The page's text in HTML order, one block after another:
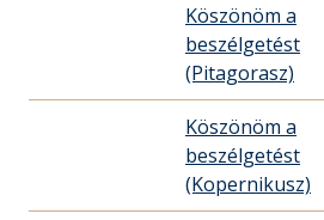
Köszönöm a
beszélgetést
(Pitagorasz)
Köszönöm a
beszélgetést
(Kopernikusz)